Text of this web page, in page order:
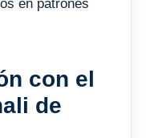
en patrones
con el
de